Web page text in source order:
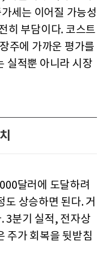
세는 이어질 가능성
히 부담이다. 코스트
주에 가까운 평가를
실적뿐 아니라 시장
달러에 도달하려
도 상승하면 된다. 거
3분기 실적, 전자상
주가 회복을 뒷받침